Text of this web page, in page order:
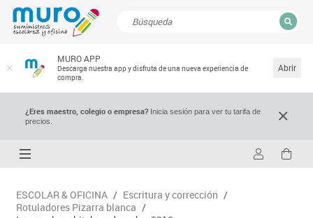
MURO APP
Descarga nuestra app y disfruta de una nueva experiencia de
compra.
Abrir
¿Eres maestro, colegio o empresa?Inicia sesión para ver tu tarifa de
precios.
ESCOLAR & OFICINA / Escritura y corrección /
Rotuladores Pizarra blanca /